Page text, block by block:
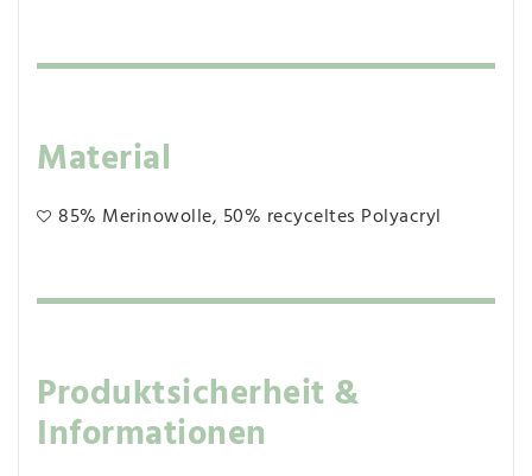
Material
85% Merinowolle, 50% recyceltes Polyacryl
Produktsicherheit &
Informationen